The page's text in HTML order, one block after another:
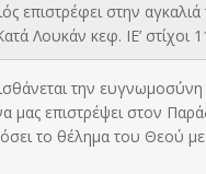
επιστρέφει στην αγκαλιά
Λουκάν κεφ. ΙΕ’ στίχοι
την
μας επιστρέψει στον
το θέλημα του Θεού με